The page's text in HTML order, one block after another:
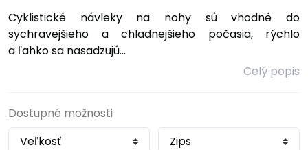
Cyklistické návleky na nohy sú vhodné do
sychravejšieho a chladnejšieho počasia, rýchlo
a ľahko sa nasadzujú...
Celý popis
Dostupné možnosti